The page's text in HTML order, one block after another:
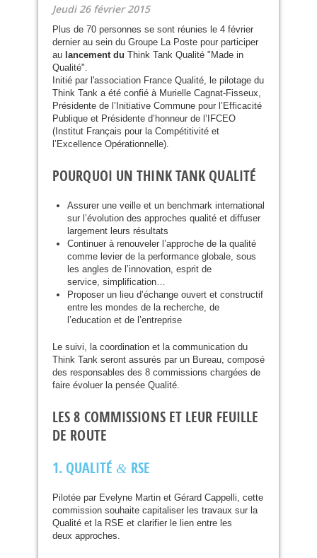
Jeudi 26 février 2015
Plus de 70 personnes se sont réunies le 4 février
dernier au sein du Groupe La Poste pour participer
au lancement du Think Tank Qualité "Made in
Qualité".
Initié par l'association France Qualité, le pilotage du
Think Tank a été confié à Murielle Cagnat-Fisseux,
Présidente de l’Initiative Commune pour l’Efficacité
Publique et Présidente d’honneur de l’ IFCEO
(Institut Français pour la Compétitivité et
l’Excellence Opérationnelle).
POURQUOI UN THINK TANK QUALITÉ
Assurer une veille et un benchmark international
sur l’évolution des approches qualité et diffuser
largement leurs résultats
Continuer à renouveler l’approche de la qualité
comme levier de la performance globale, sous
les angles de l’innovation, esprit de
service, simplification…
Proposer un lieu d’échange ouvert et constructif
entre les mondes de la recherche, de
l’education et de l’entreprise
Le suivi, la coordination et la communication du
Think Tank seront assurés par un Bureau, composé
des responsables des 8 commissions chargées de
faire évoluer la pensée Qualité.
LES 8 COMMISSIONS ET LEUR FEUILLE
DE ROUTE
1. QUALITÉ & RSE
Pilotée par Evelyne Martin et Gérard Cappelli, cette
commission souhaite capitaliser les travaux sur la
Qualité et la RSE et clarifier le lien entre les
deux approches.